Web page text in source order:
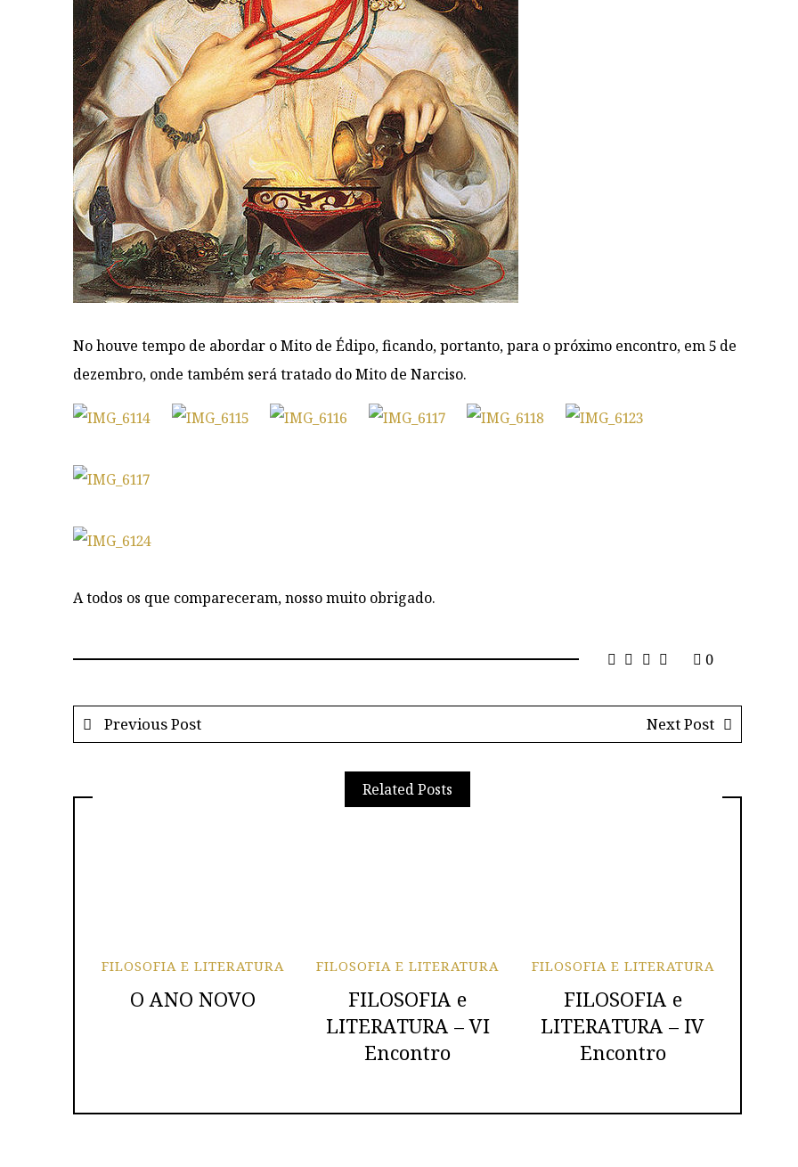
No houve tempo de abordar o Mito de Édipo, ficando, portanto, para o próximo encontro, em 5 de
dezembro, onde também será tratado do Mito de Narciso.
A todos os que compareceram, nosso muito obrigado.
0
Previous Post Next Post
Related Posts
FILOSOFIA E LITERATURA
O ANO NOVO
FILOSOFIA E LITERATURA
FILOSOFIA e
LITERATURA – VI
Encontro
FILOSOFIA E LITERATURA
FILOSOFIA e
LITERATURA – IV
Encontro